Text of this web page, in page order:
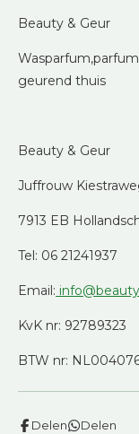
Beauty & Geur
geurend thuis
Beauty & Geur
Juffrouw
7913 EB
Tel: 06 21241937
Email:
KvK nr: 92789323
BTW nr:
Delen Delen